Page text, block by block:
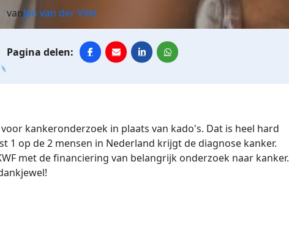
vanJan van der Vliet
kankeronderzoek in plaats van kado's. Dat is heel hard
1 op de 2 mensen in Nederland krijgt de diagnose kanker.
met de financiering van belangrijk onderzoek naar kanker.